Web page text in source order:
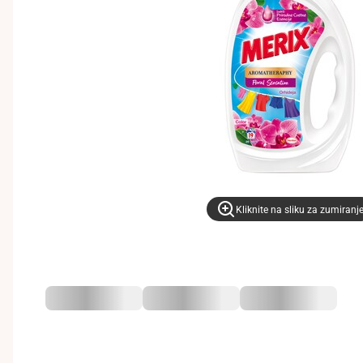
Kliknite na sliku za zumiranje